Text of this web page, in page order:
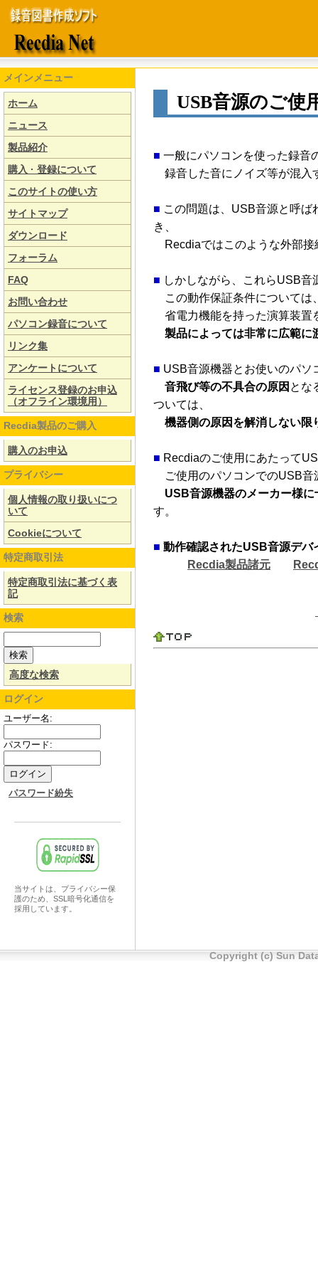
メインメニュー
ホーム
ニュース
製品紹介
購入 · 登録について
このサイトの使い方
サイトマップ
ダウンロード
フォーラム
FAQ
お問い合わせ
パソコン録音について
リンク集
アンケートについて
ライセンス登録のお申込
（オフライン環境用）
Recdia製品のご購入
購入のお申込
プライバシー
個人情報の取り扱いにつ
いて
Cookieについて
特定商取引法
特定商取引法に基づく表
記
検索
高度な検索
ログイン
ユーザー名:
パスワード:
パスワード紛失
当サイトは、プライバシー保
護のため、SSL暗号化通信を
採用しています。
USB音源のご使
■ 一般にパソコンを使った録音
録音した音にノイズ等が混入
■ この問題は、USB音源と呼
き、
Recdiaではこのような外部接
■ しかしながら、これらUSB音
この動作保証条件については
省電力機能を持った演算装置
製品によっては非常に広範に
■ USB音源機器とお使いのパソ
音飛び等の不具合の原因 とな
ついては、
機器側の原因を解消しない
■ Recdiaのご使用にあたって
ご使用のパソコンでのUSB音
USB音源機器のメーカー様
す。
■ 動作確認されたUSB音源デバ
Recdia製品諸元
Copyright (c) Sun